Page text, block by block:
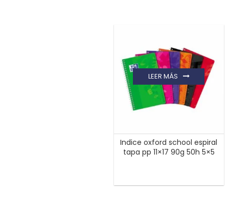
Indice oxford school espiral
tapa pp 11×17 90g 50h 5×5
LEER MÁS